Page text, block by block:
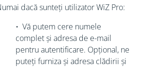
dacă sunteți utilizator WiZ Pro:
• Vă putem cere numele
complet și adresa de e-mail
pentru autentificare. Opțional, ne
puteți furniza și adresa clădirii și